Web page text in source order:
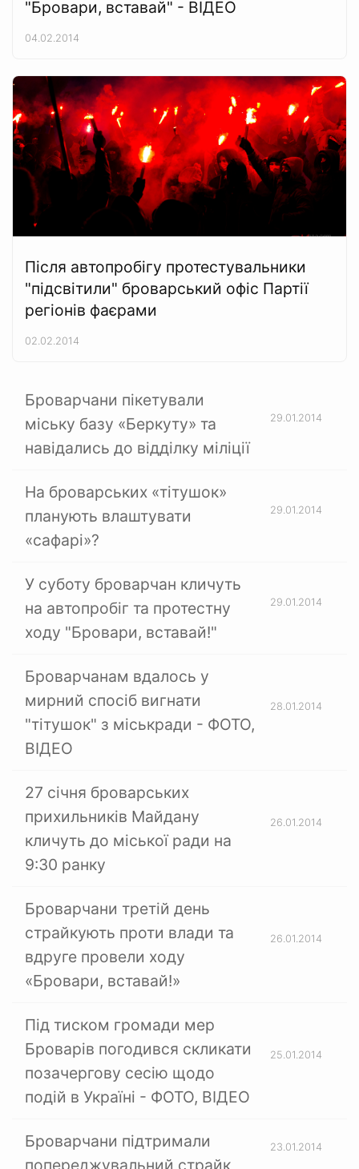
"Бровари, вставай" - ВІДЕО
04.02.2014
Після автопробігу протестувальники
"підсвітили" броварський офіс Партії
регіонів фаєрами
02.02.2014
Броварчани пікетували
міську базу «Беркуту» та
навідались до відділку міліції
29.01.2014
На броварських «тітушок»
планують влаштувати
«сафарі»?
29.01.2014
У суботу броварчан кличуть
на автопробіг та протестну
ходу "Бровари, вставай!"
29.01.2014
Броварчанам вдалось у
мирний спосіб вигнати
"тітушок" з міськради - ФОТО,
ВІДЕО
28.01.2014
27 січня броварських
прихильників Майдану
кличуть до міської ради на
9:30 ранку
26.01.2014
Броварчани третій день
страйкують проти влади та
вдруге провели ходу
«Бровари, вставай!»
26.01.2014
Під тиском громади мер
Броварів погодився скликати
позачергову сесію щодо
подій в Україні - ФОТО, ВІДЕО
25.01.2014
Броварчани підтримали
попереджувальний страйк
23.01.2014